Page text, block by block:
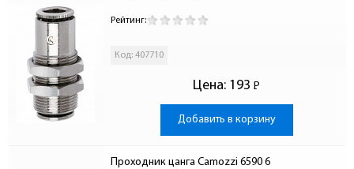
Рейтинг:
Код: 407710
Цена: 193 Р
-
Добавить в корзину
Проходник цанга Camozzi 6590 6